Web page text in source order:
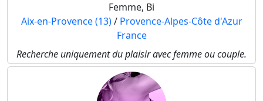
Femme, Bi
Aix-en-Provence (13)/ Provence-Alpes-Côte d'Azur
France
Recherche uniquement du plaisir avec femme ou couple.